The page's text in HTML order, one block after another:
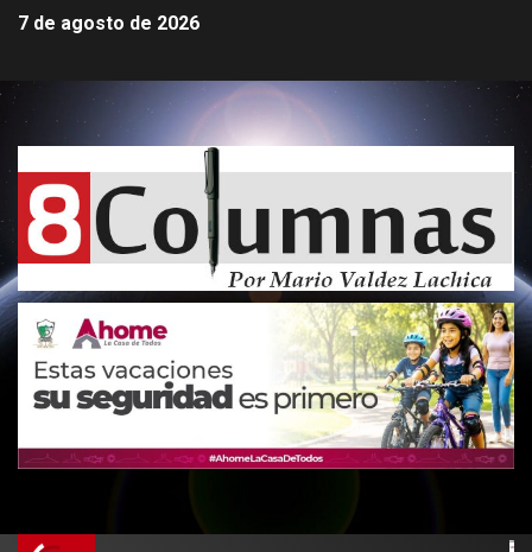
7 de agosto de 2026